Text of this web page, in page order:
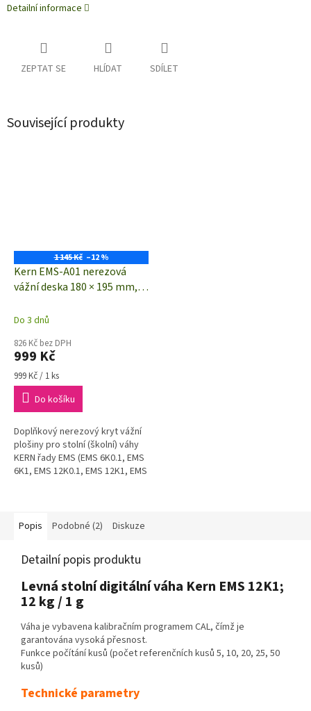
Detailní informace
ZEPTAT SE HLÍDAT SDÍLET
Související produkty
1 145 Kč –12 %
Kern EMS-A01 nerezová
vážní deska 180 × 195 mm,
řady EMS
Do 3 dnů
826 Kč bez DPH
999 Kč
Měrná
cena:
999 Kč / 1 ks
Do košíku
Doplňkový nerezový kryt vážní
plošiny pro stolní (školní) váhy
KERN řady EMS (EMS 6K0.1, EMS
6K1, EMS 12K0.1, EMS 12K1, EMS
Popis Podobné (2) Diskuze
Detailní popis produktu
Levná stolní digitální váha Kern EMS 12K1;
12 kg / 1 g
Váha je vybavena kalibračním programem CAL, čímž je
garantována vysoká přesnost.
Funkce počítání kusů (počet referenčních kusů 5, 10, 20, 25, 50
kusů)
Technické parametry